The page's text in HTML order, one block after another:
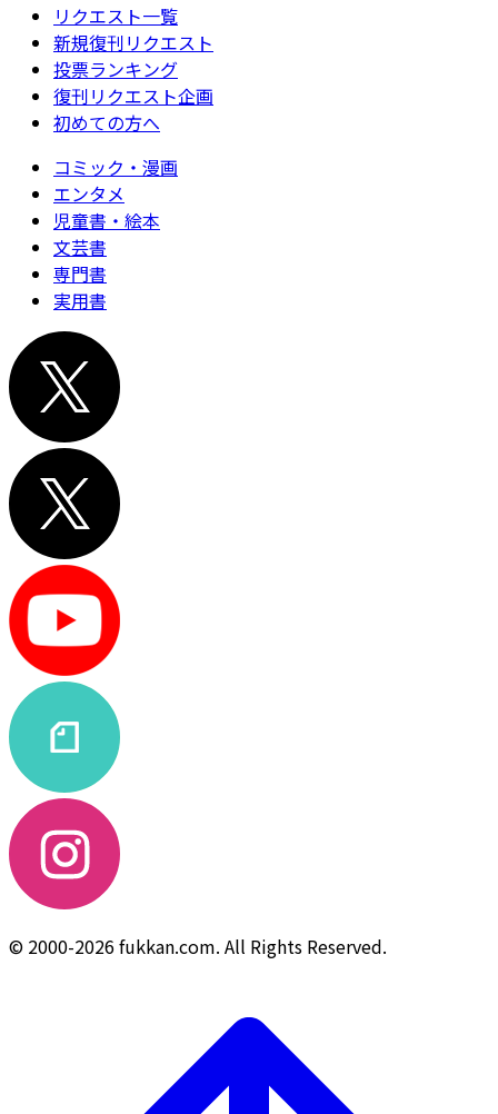
リクエスト一覧
新規復刊リクエスト
投票ランキング
復刊リクエスト企画
初めての方へ
コミック・漫画
エンタメ
児童書・絵本
文芸書
専門書
実用書
© 2000-2026 fukkan.com. All Rights Reserved.